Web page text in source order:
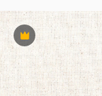
Premium